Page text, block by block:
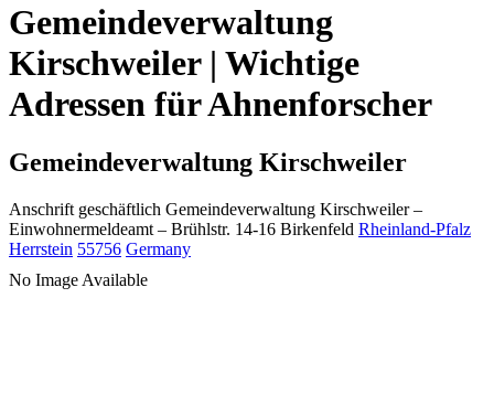
Gemeindeverwaltung
Kirschweiler | Wichtige
Adressen für Ahnenforscher
Gemeindeverwaltung Kirschweiler
Anschrift geschäftlich Gemeindeverwaltung Kirschweiler –
Einwohnermeldeamt – Brühlstr. 14-16 Birkenfeld Rheinland-Pfalz
Herrstein 55756 Germany
No Image Available